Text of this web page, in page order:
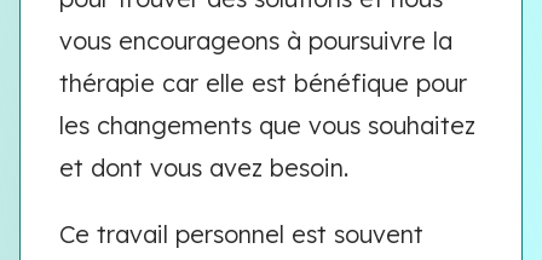
vous encourageons à poursuivre la
thérapie car elle est bénéfique pour
les changements que vous souhaitez
et dont vous avez besoin.
Ce travail personnel est souvent